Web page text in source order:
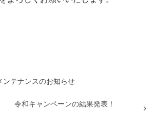
ンテナンスのお知らせ
令和キャンペーンの結果発表！